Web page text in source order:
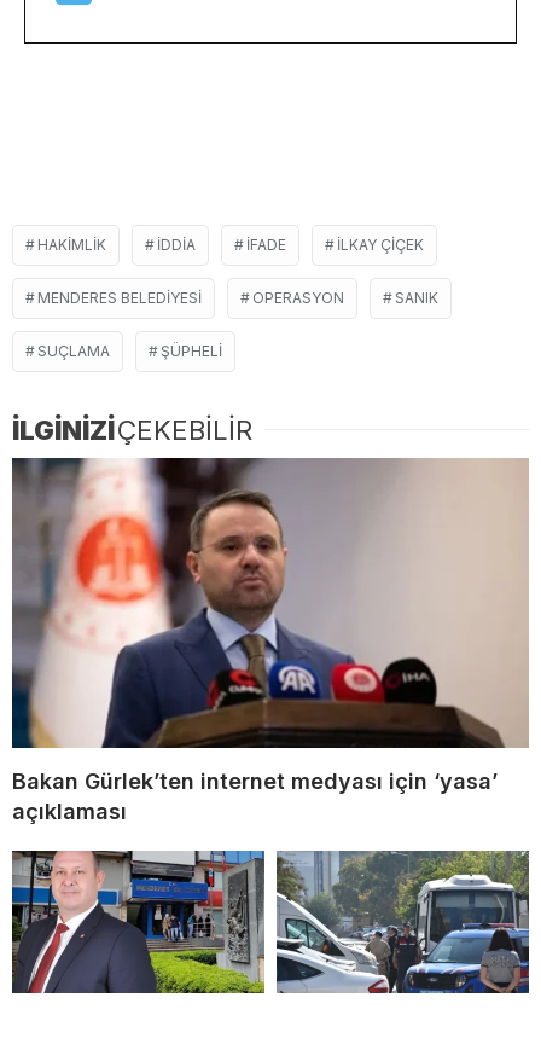
HAKIMLIK IDDIA IFADE ILKAY ÇIÇEK
MENDERES BELEDIYESI OPERASYON SANIK
SUÇLAMA ŞÜPHELI
İLGİNİZİÇEKEBİLİR
Bakan Gürlek’ten internet medyası için ‘yasa’
açıklaması